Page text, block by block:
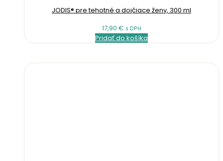
JODIS® pre tehotné a dojčiace ženy, 300 ml
17,90 € s DPH
Pridať do košíka